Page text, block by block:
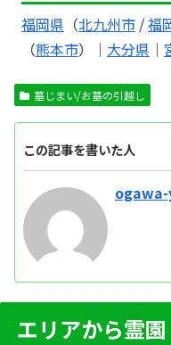
福岡県 （北九州市 /福
（熊本市）｜ 大分県 ｜
墓じまい/お墓の引越し
この記事を書いた人
エリアから霊